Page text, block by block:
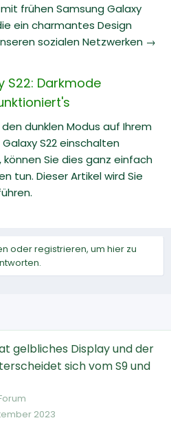
mit frühen Samsung Galaxy
ein charmantes Design
sozialen Netzwerken →
S22: Darkmode
den dunklen Modus auf Ihrem
S22 einschalten
Sie dies ganz einfach
tun. Dieser Artikel wird Sie
oder registrieren, um hier zu
gelbliches Display und der
sich vom S9 und
2023